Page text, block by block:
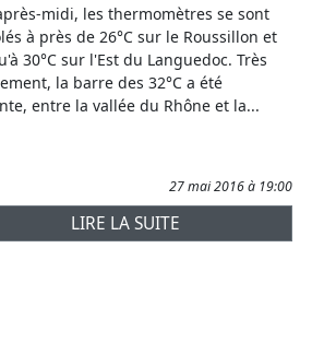
midi, les thermomètres se sont
à près de 26°C sur le Roussillon et
30°C sur l'Est du Languedoc. Très
la barre des 32°C a été
entre la vallée du Rhône et la...
27 mai 2016 à 19:00
LIRE LA SUITE